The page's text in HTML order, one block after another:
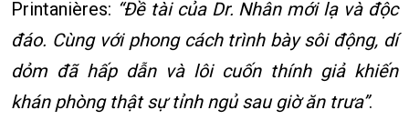
Printanières: “Đề tài của Dr. Nhân mới lạ và độc
đáo. Cùng với phong cách trình bày sôi động, dí
dỏm đã hấp dẫn và lôi cuốn thính giả khiến
khán phòng thật sự tỉnh ngủ sau giờ ăn trưa”.